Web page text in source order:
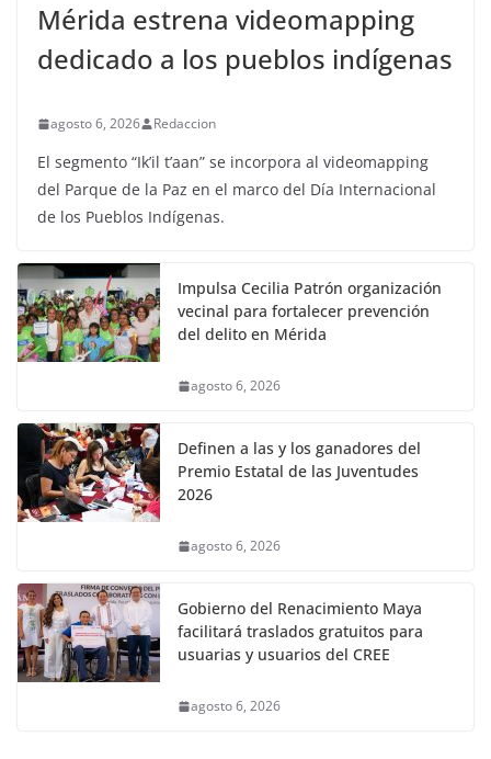
Mérida estrena videomapping
dedicado a los pueblos indígenas
agosto 6, 2026 Redaccion
El segmento “Ik’il t’aan” se incorpora al videomapping
del Parque de la Paz en el marco del Día Internacional
de los Pueblos Indígenas.
Impulsa Cecilia Patrón organización
vecinal para fortalecer prevención
del delito en Mérida
agosto 6, 2026
Definen a las y los ganadores del
Premio Estatal de las Juventudes
2026
agosto 6, 2026
Gobierno del Renacimiento Maya
facilitará traslados gratuitos para
usuarias y usuarios del CREE
agosto 6, 2026